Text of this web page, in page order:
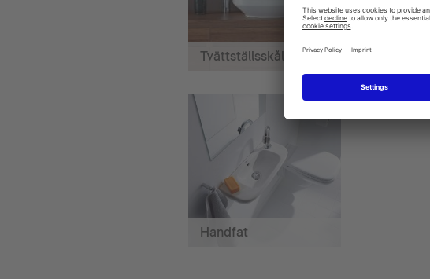
Tvättställsskålar
Handfat